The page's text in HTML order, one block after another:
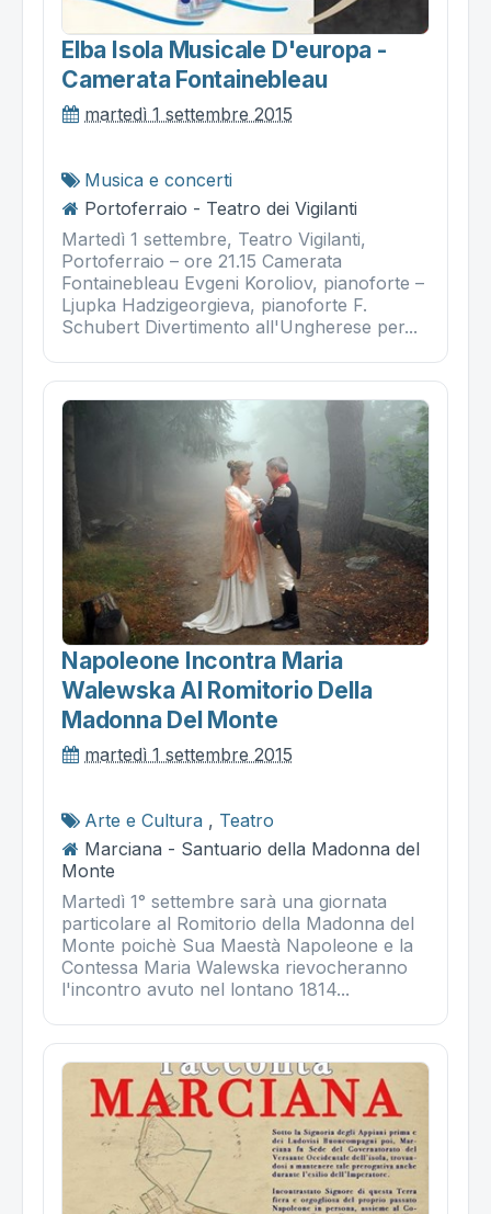
Elba Isola Musicale D'europa -
Camerata Fontainebleau
martedì 1 settembre 2015
Musica e concerti
Portoferraio - Teatro dei Vigilanti
Martedì 1 settembre, Teatro Vigilanti,
Portoferraio – ore 21.15 Camerata
Fontainebleau Evgeni Koroliov, pianoforte –
Ljupka Hadzigeorgieva, pianoforte F.
Schubert Divertimento all'Ungherese per...
Napoleone Incontra Maria
Walewska Al Romitorio Della
Madonna Del Monte
martedì 1 settembre 2015
Arte e Cultura , Teatro
Marciana - Santuario della Madonna del
Monte
Martedì 1° settembre sarà una giornata
particolare al Romitorio della Madonna del
Monte poichè Sua Maestà Napoleone e la
Contessa Maria Walewska rievocheranno
l'incontro avuto nel lontano 1814...